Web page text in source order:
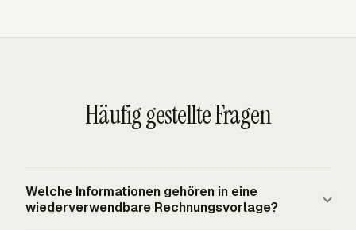
Häufig gestellte Fragen
Welche Informationen gehören in eine
wiederverwendbare Rechnungsvorlage?